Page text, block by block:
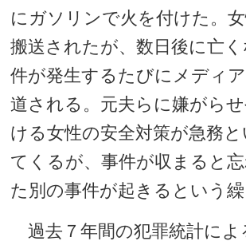
にガソリンで火を付けた。
搬送されたが、数日後に亡
件が発生するたびにメディ
道される。元夫らに嫌がら
ける女性の安全対策が急務
てくるが、事件が収まると
た別の事件が起きるという繰
過去７年間の犯罪統計によ